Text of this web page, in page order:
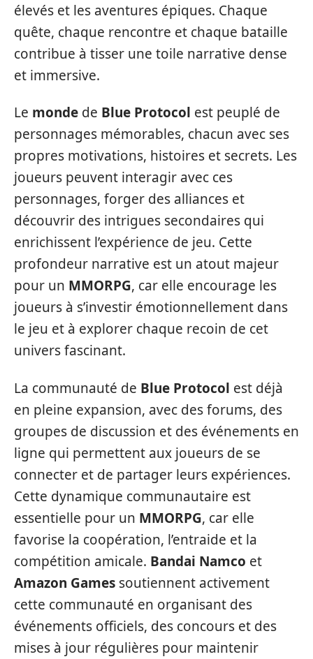
élevés et les aventures épiques. Chaque
quête, chaque rencontre et chaque bataille
contribue à tisser une toile narrative dense
et immersive.
Le monde de Blue Protocol est peuplé de
personnages mémorables, chacun avec ses
propres motivations, histoires et secrets. Les
joueurs peuvent interagir avec ces
personnages, forger des alliances et
découvrir des intrigues secondaires qui
enrichissent l’expérience de jeu. Cette
profondeur narrative est un atout majeur
pour un MMORPG, car elle encourage les
joueurs à s’investir émotionnellement dans
le jeu et à explorer chaque recoin de cet
univers fascinant.
La communauté de Blue Protocol est déjà
en pleine expansion, avec des forums, des
groupes de discussion et des événements en
ligne qui permettent aux joueurs de se
connecter et de partager leurs expériences.
Cette dynamique communautaire est
essentielle pour un MMORPG, car elle
favorise la coopération, l’entraide et la
compétition amicale. Bandai Namco et
Amazon Games soutiennent activement
cette communauté en organisant des
événements officiels, des concours et des
mises à jour régulières pour maintenir